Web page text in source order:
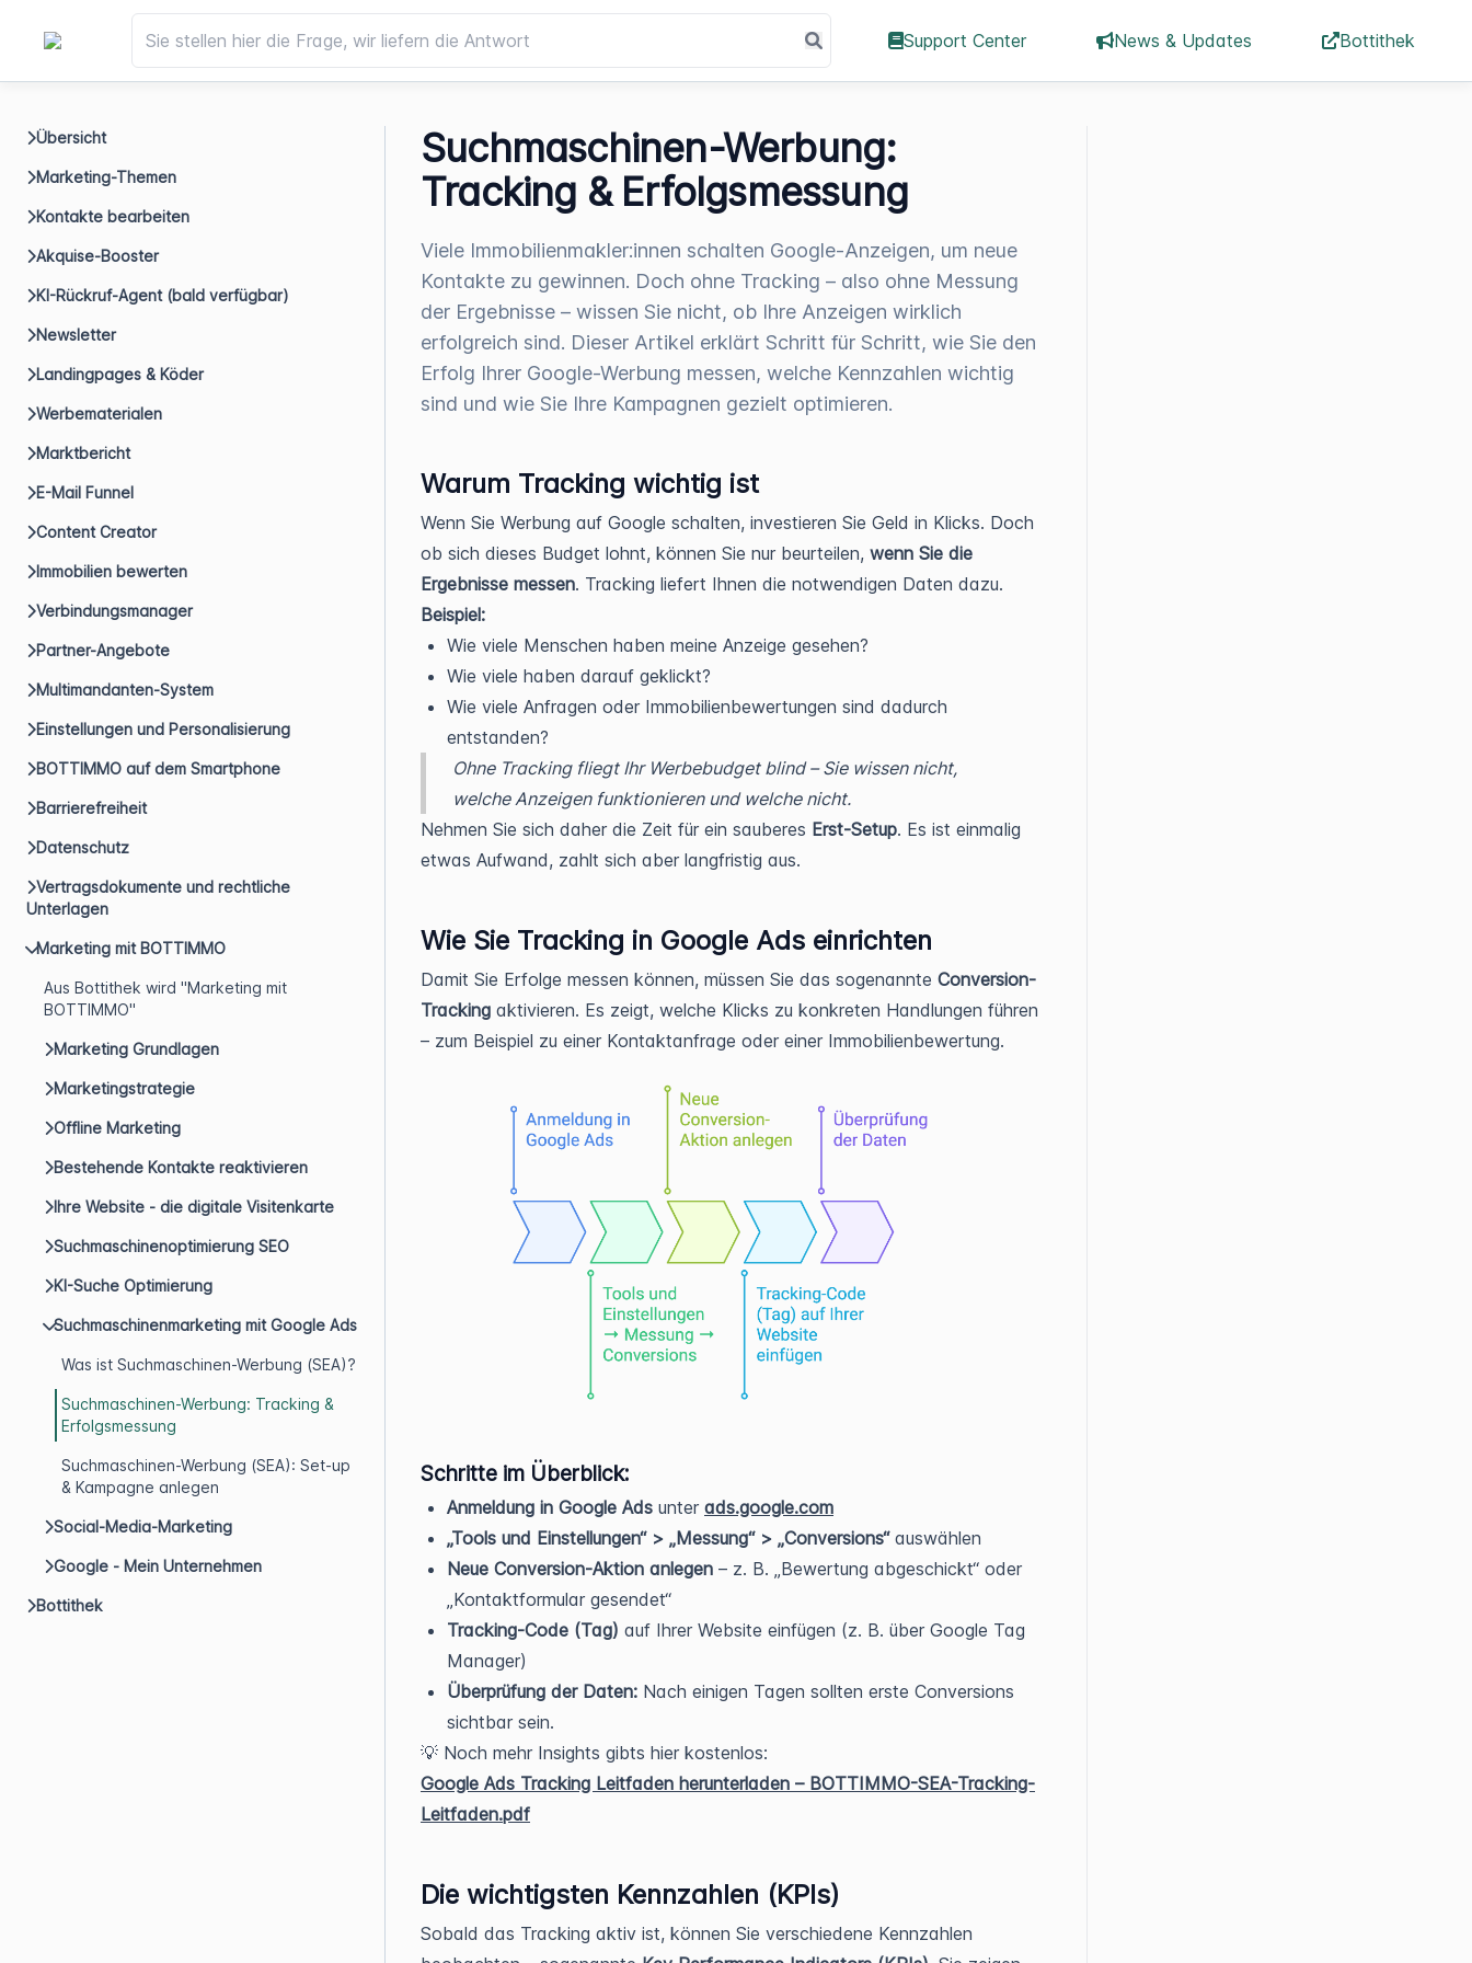
Support Center News & Updates Bottithek
Übersicht
Marketing-Themen
Kontakte bearbeiten
Akquise-Booster
KI-Rückruf-Agent (bald verfügbar)
Newsletter
Landingpages & Köder
Werbematerialen
Marktbericht
E-Mail Funnel
Content Creator
Immobilien bewerten
Verbindungsmanager
Partner-Angebote
Multimandanten-System
Einstellungen und Personalisierung
BOTTIMMO auf dem Smartphone
Barrierefreiheit
Datenschutz
Vertragsdokumente und rechtliche
Unterlagen
Marketing mit BOTTIMMO
Aus Bottithek wird "Marketing mit
BOTTIMMO"
Marketing Grundlagen
Marketingstrategie
Offline Marketing
Bestehende Kontakte reaktivieren
Ihre Website - die digitale Visitenkarte
Suchmaschinenoptimierung SEO
KI-Suche Optimierung
Suchmaschinenmarketing mit Google Ads
Was ist Suchmaschinen-Werbung (SEA)?
Suchmaschinen-Werbung: Tracking &
Erfolgsmessung
Suchmaschinen-Werbung (SEA): Set-up
& Kampagne anlegen
Social-Media-Marketing
Google - Mein Unternehmen
Bottithek
Suchmaschinen-Werbung:
Tracking & Erfolgsmessung
Viele Immobilienmakler:innen schalten Google-Anzeigen, um neue
Kontakte zu gewinnen. Doch ohne Tracking – also ohne Messung
der Ergebnisse – wissen Sie nicht, ob Ihre Anzeigen wirklich
erfolgreich sind. Dieser Artikel erklärt Schritt für Schritt, wie Sie den
Erfolg Ihrer Google-Werbung messen, welche Kennzahlen wichtig
sind und wie Sie Ihre Kampagnen gezielt optimieren.
Warum Tracking wichtig ist
Wenn Sie Werbung auf Google schalten, investieren Sie Geld in Klicks. Doch
ob sich dieses Budget lohnt, können Sie nur beurteilen, wenn Sie die
Ergebnisse messen. Tracking liefert Ihnen die notwendigen Daten dazu.
Beispiel:
Wie viele Menschen haben meine Anzeige gesehen?
Wie viele haben darauf geklickt?
Wie viele Anfragen oder Immobilienbewertungen sind dadurch
entstanden?
Ohne Tracking fliegt Ihr Werbebudget blind – Sie wissen nicht,
welche Anzeigen funktionieren und welche nicht.
Nehmen Sie sich daher die Zeit für ein sauberes Erst-Setup. Es ist einmalig
etwas Aufwand, zahlt sich aber langfristig aus.
Wie Sie Tracking in Google Ads einrichten
Damit Sie Erfolge messen können, müssen Sie das sogenannte Conversion-
Tracking aktivieren. Es zeigt, welche Klicks zu konkreten Handlungen führen
– zum Beispiel zu einer Kontaktanfrage oder einer Immobilienbewertung.
Schritte im Überblick:
Anmeldung in Google Ads unter ads.google.com
„Tools und Einstellungen“ > „Messung“ > „Conversions“auswählen
Neue Conversion-Aktion anlegen – z. B. „Bewertung abgeschickt“ oder
„Kontaktformular gesendet“
Tracking-Code (Tag) auf Ihrer Website einfügen (z. B. über Google Tag
Manager)
Überprüfung der Daten: Nach einigen Tagen sollten erste Conversions
sichtbar sein.
💡 Noch mehr Insights gibts hier kostenlos:
Google Ads Tracking Leitfaden herunterladen – BOTTIMMO-SEA-Tracking-
Leitfaden.pdf
Die wichtigsten Kennzahlen (KPIs)
Sobald das Tracking aktiv ist, können Sie verschiedene Kennzahlen